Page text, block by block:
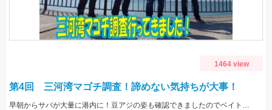
1464 view
第4回 三河湾マゴチ調査！諦めない気持ちが大事！
早朝からサバが大量に港内に！豆アジの姿も確認できましたのでベイトは大量ですね！